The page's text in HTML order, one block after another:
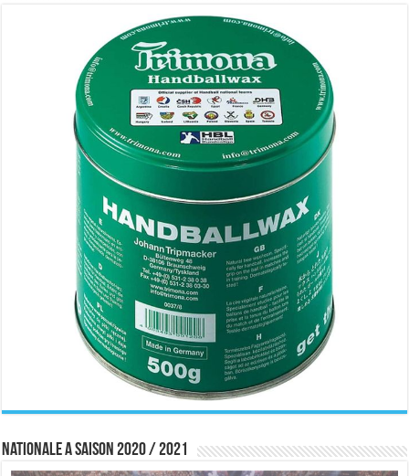
Nationale A saison 2020 / 2021